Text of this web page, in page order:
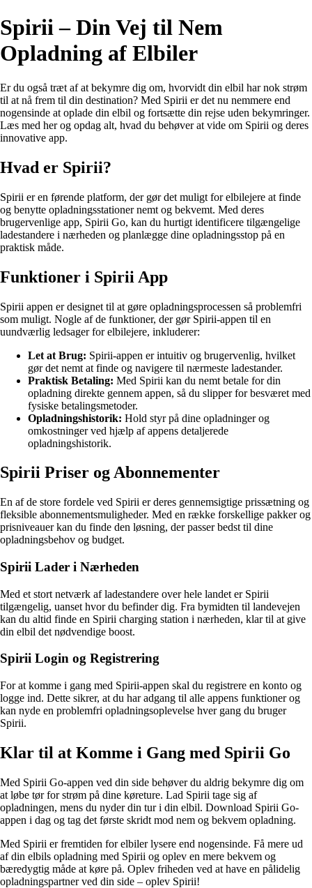
Spirii – Din Vej til Nem
Opladning af Elbiler
Er du også træt af at bekymre dig om, hvorvidt din elbil har nok strøm
til at nå frem til din destination? Med Spirii er det nu nemmere end
nogensinde at oplade din elbil og fortsætte din rejse uden bekymringer.
Læs med her og opdag alt, hvad du behøver at vide om Spirii og deres
innovative app.
Hvad er Spirii?
Spirii er en førende platform, der gør det muligt for elbilejere at finde
og benytte opladningsstationer nemt og bekvemt. Med deres
brugervenlige app, Spirii Go, kan du hurtigt identificere tilgængelige
ladestandere i nærheden og planlægge dine opladningsstop på en
praktisk måde.
Funktioner i Spirii App
Spirii appen er designet til at gøre opladningsprocessen så problemfri
som muligt. Nogle af de funktioner, der gør Spirii-appen til en
uundværlig ledsager for elbilejere, inkluderer:
Let at Brug: Spirii-appen er intuitiv og brugervenlig, hvilket
gør det nemt at finde og navigere til nærmeste ladestander.
Praktisk Betaling: Med Spirii kan du nemt betale for din
opladning direkte gennem appen, så du slipper for besværet med
fysiske betalingsmetoder.
Opladningshistorik: Hold styr på dine opladninger og
omkostninger ved hjælp af appens detaljerede
opladningshistorik.
Spirii Priser og Abonnementer
En af de store fordele ved Spirii er deres gennemsigtige prissætning og
fleksible abonnementsmuligheder. Med en række forskellige pakker og
prisniveauer kan du finde den løsning, der passer bedst til dine
opladningsbehov og budget.
Spirii Lader i Nærheden
Med et stort netværk af ladestandere over hele landet er Spirii
tilgængelig, uanset hvor du befinder dig. Fra bymidten til landevejen
kan du altid finde en Spirii charging station i nærheden, klar til at give
din elbil det nødvendige boost.
Spirii Login og Registrering
For at komme i gang med Spirii-appen skal du registrere en konto og
logge ind. Dette sikrer, at du har adgang til alle appens funktioner og
kan nyde en problemfri opladningsoplevelse hver gang du bruger
Spirii.
Klar til at Komme i Gang med Spirii Go
Med Spirii Go-appen ved din side behøver du aldrig bekymre dig om
at løbe tør for strøm på dine køreture. Lad Spirii tage sig af
opladningen, mens du nyder din tur i din elbil. Download Spirii Go-
appen i dag og tag det første skridt mod nem og bekvem opladning.
Med Spirii er fremtiden for elbiler lysere end nogensinde. Få mere ud
af din elbils opladning med Spirii og oplev en mere bekvem og
bæredygtig måde at køre på. Oplev friheden ved at have en pålidelig
opladningspartner ved din side – oplev Spirii!